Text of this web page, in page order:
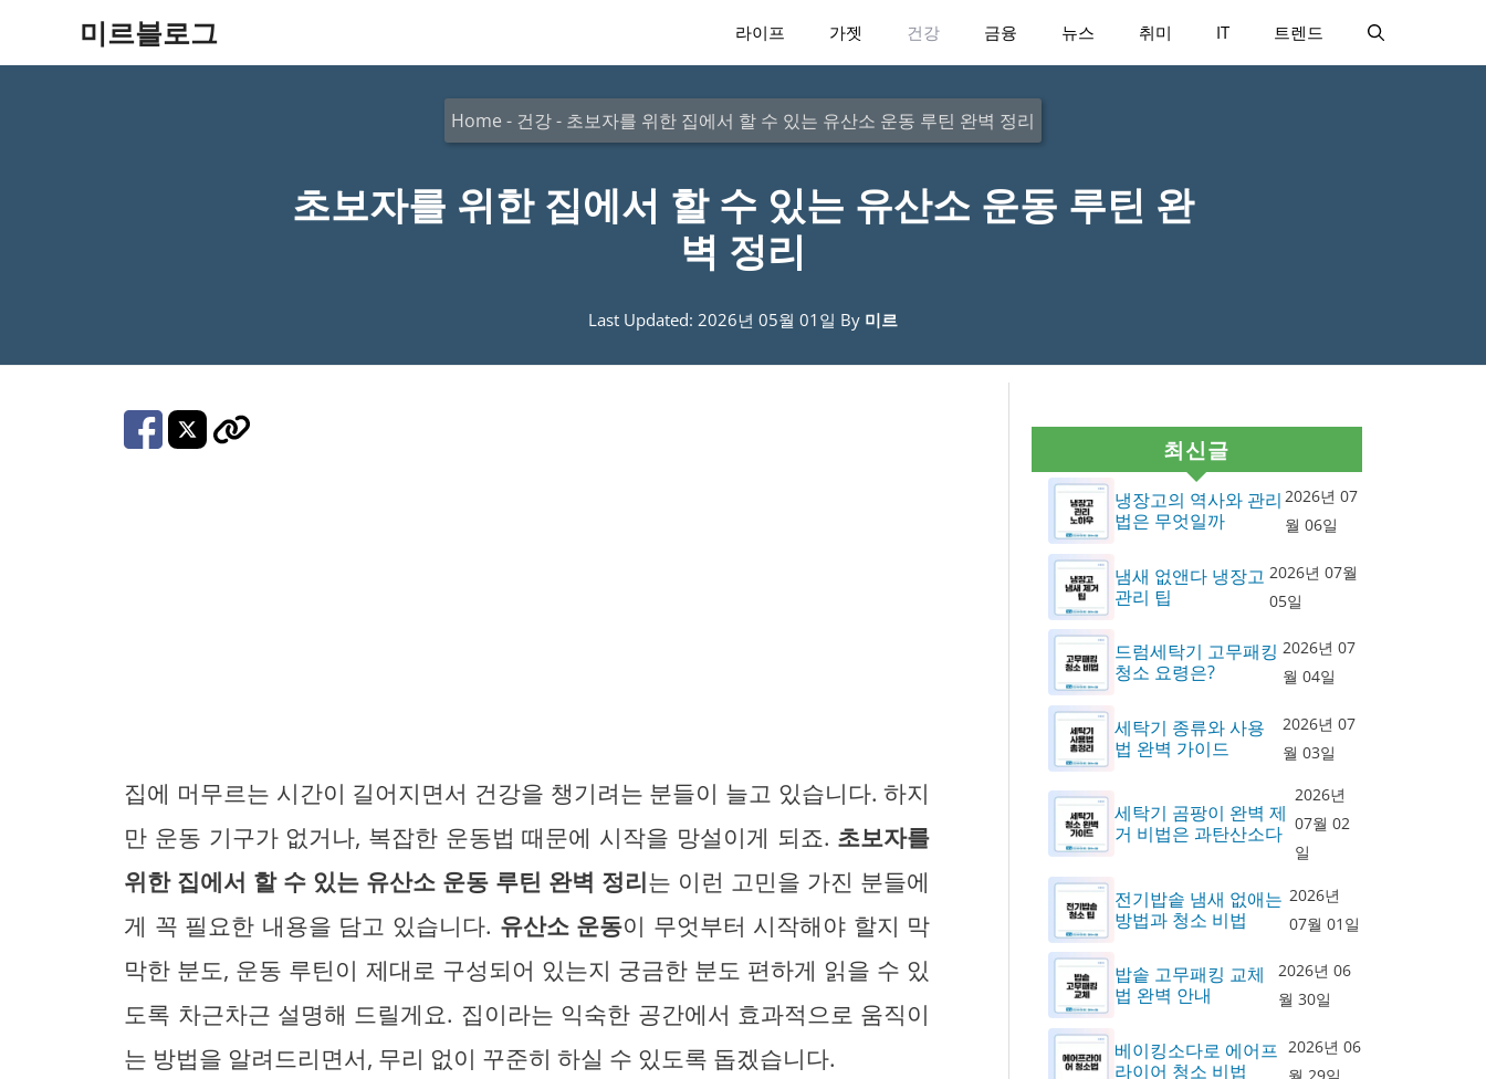
미르블로그 라이프 가젯 건강 금융 뉴스 취미 IT 트렌드
Home - 건강- 초보자를 위한 집에서 할 수 있는 유산소 운동 루틴 완벽 정리
초보자를 위한 집에서 할 수 있는 유산소 운동 루틴 완
벽 정리
Last Updated: 2026년 05월 01일 By 미르
집에 머무르는 시간이 길어지면서 건강을 챙기려는 분들이 늘고 있습니다. 하지
만 운동 기구가 없거나, 복잡한 운동법 때문에 시작을 망설이게 되죠. 초보자를
위한 집에서 할 수 있는 유산소 운동 루틴 완벽 정리는 이런 고민을 가진 분들에
게 꼭 필요한 내용을 담고 있습니다. 유산소 운동이 무엇부터 시작해야 할지 막
막한 분도, 운동 루틴이 제대로 구성되어 있는지 궁금한 분도 편하게 읽을 수 있
도록 차근차근 설명해 드릴게요. 집이라는 익숙한 공간에서 효과적으로 움직이
는 방법을 알려드리면서, 무리 없이 꾸준히 하실 수 있도록 돕겠습니다.
최신글
냉장고의 역사와 관리
법은 무엇일까
2026년 07
월 06일
냄새 없앤다 냉장고
관리 팁
2026년 07월
05일
드럼세탁기 고무패킹
청소 요령은?
2026년 07
월 04일
세탁기 종류와 사용
법 완벽 가이드
2026년 07
월 03일
세탁기 곰팡이 완벽 제
거 비법은 과탄산소다
2026년
07월 02
일
전기밥솥 냄새 없애는
방법과 청소 비법
2026년
07월 01일
밥솥 고무패킹 교체
법 완벽 안내
2026년 06
월 30일
베이킹소다로 에어프
라이어 청소 비법
2026년 06
월 29일